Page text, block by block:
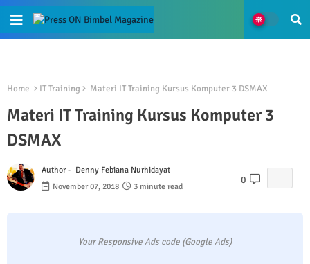
Home IT Training Materi IT Training Kursus Komputer 3 DSMAX
Materi IT Training Kursus Komputer 3
DSMAX
Author - Denny Febiana Nurhidayat
November 07, 2018
3 minute read
0
Your Responsive Ads code (Google Ads)